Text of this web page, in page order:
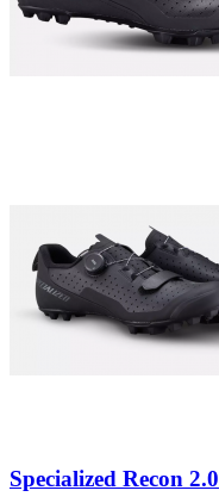
Specialized Recon 2.0